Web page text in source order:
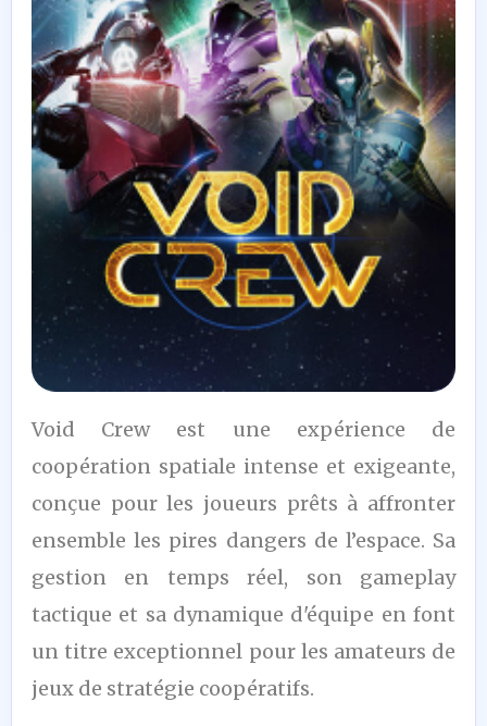
7,5
/10
Void Crew est une expérience de
coopération spatiale intense et exigeante,
conçue pour les joueurs prêts à affronter
ensemble les pires dangers de l’espace. Sa
gestion en temps réel, son gameplay
tactique et sa dynamique d'équipe en font
un titre exceptionnel pour les amateurs de
jeux de stratégie coopératifs.